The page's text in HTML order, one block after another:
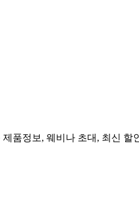
품정보, 웨비나 초대, 최신 할